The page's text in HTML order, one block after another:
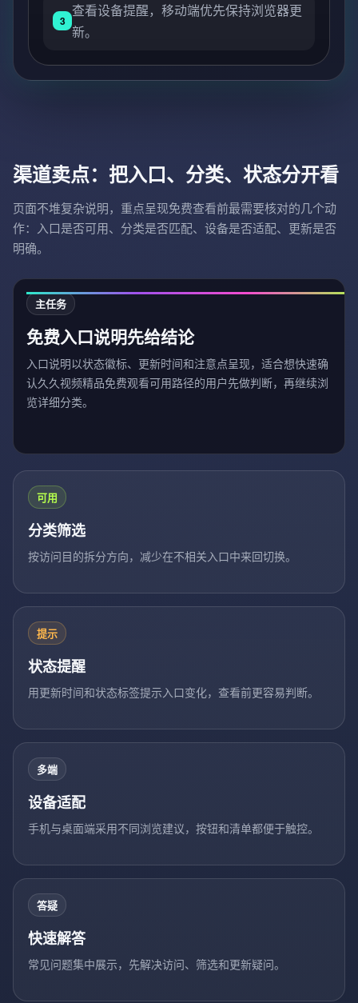
3
查看设备提醒，移动端优先保持浏览器更
新。
渠道卖点：把入口、分类、状态分开看
页面不堆复杂说明，重点呈现免费查看前最需要核对的几个动
作：入口是否可用、分类是否匹配、设备是否适配、更新是否
明确。
主任务
免费入口说明先给结论
入口说明以状态徽标、更新时间和注意点呈现，适合想快速确
认久久视频精品免费观看可用路径的用户先做判断，再继续浏
览详细分类。
可用
分类筛选
按访问目的拆分方向，减少在不相关入口中来回切换。
提示
状态提醒
用更新时间和状态标签提示入口变化，查看前更容易判断。
多端
设备适配
手机与桌面端采用不同浏览建议，按钮和清单都便于触控。
答疑
快速解答
常见问题集中展示，先解决访问、筛选和更新疑问。